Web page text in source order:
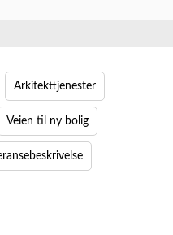
Arkitekttjenester
Veien til ny bolig